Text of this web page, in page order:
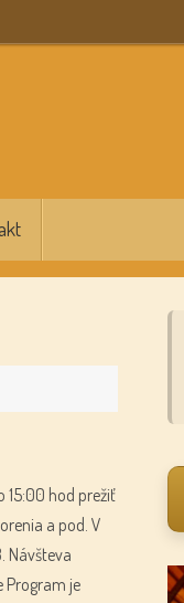
15:00 hod prežiť
a pod. V
Návšteva
Program je